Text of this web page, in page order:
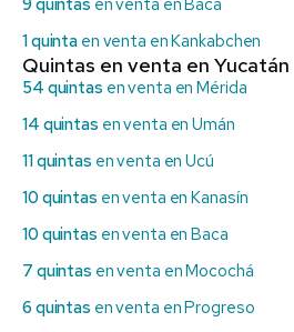
9 quintas en venta en Baca
1 quinta en venta en Kankabchen
Quintas en venta en Yucatán
54 quintas en venta en Mérida
14 quintas en venta en Umán
11 quintas en venta en Ucú
10 quintas en venta en Kanasín
10 quintas en venta en Baca
7 quintas en venta en Mocochá
6 quintas en venta en Progreso